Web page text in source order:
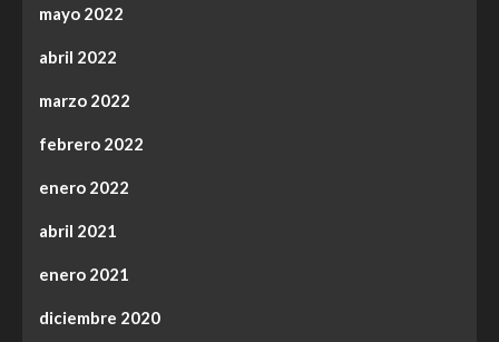
mayo 2022
abril 2022
marzo 2022
febrero 2022
enero 2022
abril 2021
enero 2021
diciembre 2020